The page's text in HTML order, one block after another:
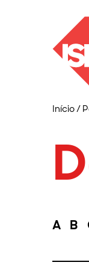
Início/
A B